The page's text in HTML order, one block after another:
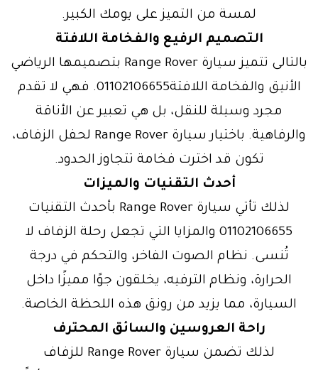
لمسة من التميز على يومك الكبير.
التصميم الرفيع والفخامة اللافتة
بالتالى تتميز سيارة Range Rover بتصميمها الرياضي
الأنيق والفخامة اللافتة01102106655. فهي لا تقدم
مجرد وسيلة للنقل، بل هي تعبير عن الأناقة
والرفاهية. باختيار سيارة Range Rover لحفل الزفاف،
تكون قد اخترت فخامة تتجاوز الحدود.
أحدث التقنيات والميزات
لذلك تأتي سيارة Range Rover بأحدث التقنيات
01102106655 والمزايا التي تجعل رحلة الزفاف لا
تُنسى. نظام الصوت الفاخر، والتحكم في درجة
الحرارة، ونظام الترفيه، يخلقون جوًا مميزًا داخل
السيارة، مما يزيد من رونق هذه اللحظة الخاصة.
راحة العروسين والسائق المحترف
لذلك تضمن سيارة Range Rover للزفاف